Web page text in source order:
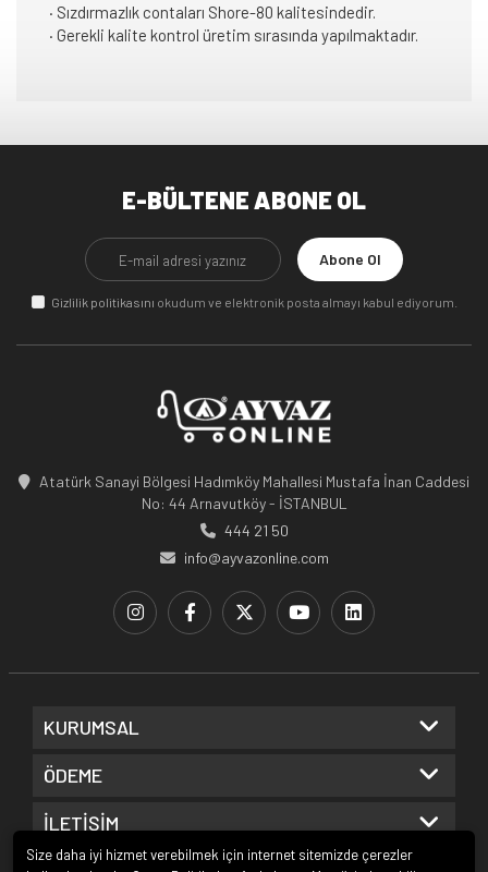
· Sızdırmazlık contaları Shore-80 kalitesindedir.
· Gerekli kalite kontrol üretim sırasında yapılmaktadır.
E-BÜLTENE ABONE OL
Abone Ol
Gizlilik politikasını okudum ve elektronik posta almayı kabul ediyorum.
Atatürk Sanayi Bölgesi Hadımköy Mahallesi Mustafa İnan Caddesi
No: 44 Arnavutköy - İSTANBUL
444 21 50
info@ayvazonline.com
KURUMSAL
ÖDEME
İLETİŞİM
Size daha iyi hizmet verebilmek için internet sitemizde çerezler